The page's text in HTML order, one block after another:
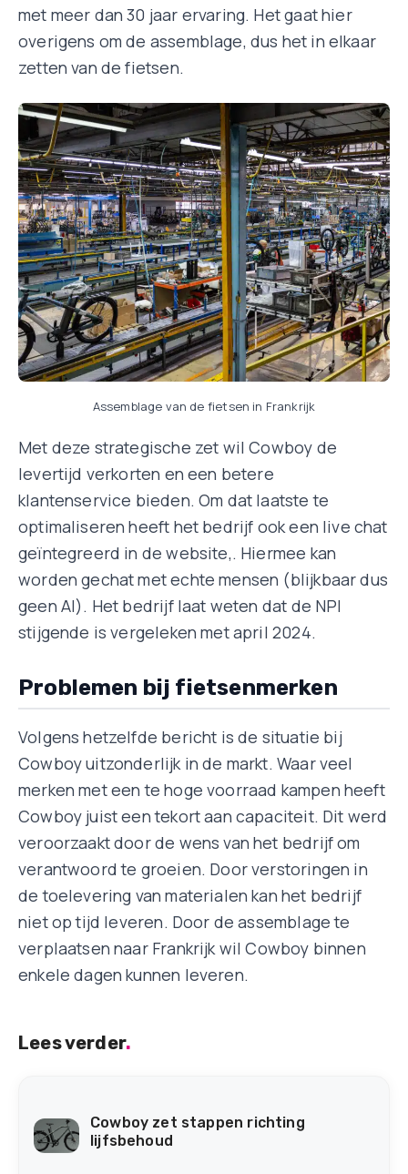
met meer dan 30 jaar ervaring. Het gaat hier
overigens om de assemblage, dus het in elkaar
zetten van de fietsen.
Assemblage van de fietsen in Frankrijk
Met deze strategische zet wil Cowboy de
levertijd verkorten en een betere
klantenservice bieden. Om dat laatste te
optimaliseren heeft het bedrijf ook een live chat
geïntegreerd in de website,. Hiermee kan
worden gechat met echte mensen (blijkbaar dus
geen AI). Het bedrijf laat weten dat de NPI
stijgende is vergeleken met april 2024.
Problemen bij fietsenmerken
Volgens hetzelfde bericht is de situatie bij
Cowboy uitzonderlijk in de markt. Waar veel
merken met een te hoge voorraad kampen heeft
Cowboy juist een tekort aan capaciteit. Dit werd
veroorzaakt door de wens van het bedrijf om
verantwoord te groeien. Door verstoringen in
de toelevering van materialen kan het bedrijf
niet op tijd leveren. Door de assemblage te
verplaatsen naar Frankrijk wil Cowboy binnen
enkele dagen kunnen leveren.
Lees verder.
Cowboy zet stappen richting
lijfsbehoud